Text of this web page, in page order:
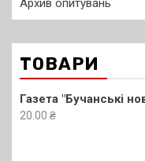
Архив опитувань
ТОВАРИ
Газета "Бучанські
20.00 ₴